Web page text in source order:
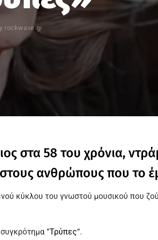
rockwave.gr
στα 58 του χρόνια,
ανθρώπους που το
κύκλου του γνωστού μουσικού που
“Τρύπες“.